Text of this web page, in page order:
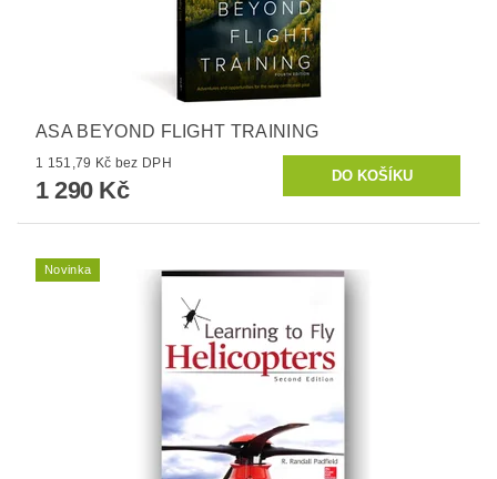
ASA BEYOND FLIGHT TRAINING
1 151,79 Kč bez DPH
1 290 Kč
Novinka